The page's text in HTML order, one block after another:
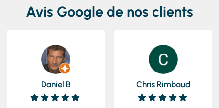
Avis Google de nos clients
Daniel B Chris Rimbaud